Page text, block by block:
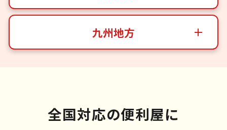
九州地方
全国対応の便利屋に